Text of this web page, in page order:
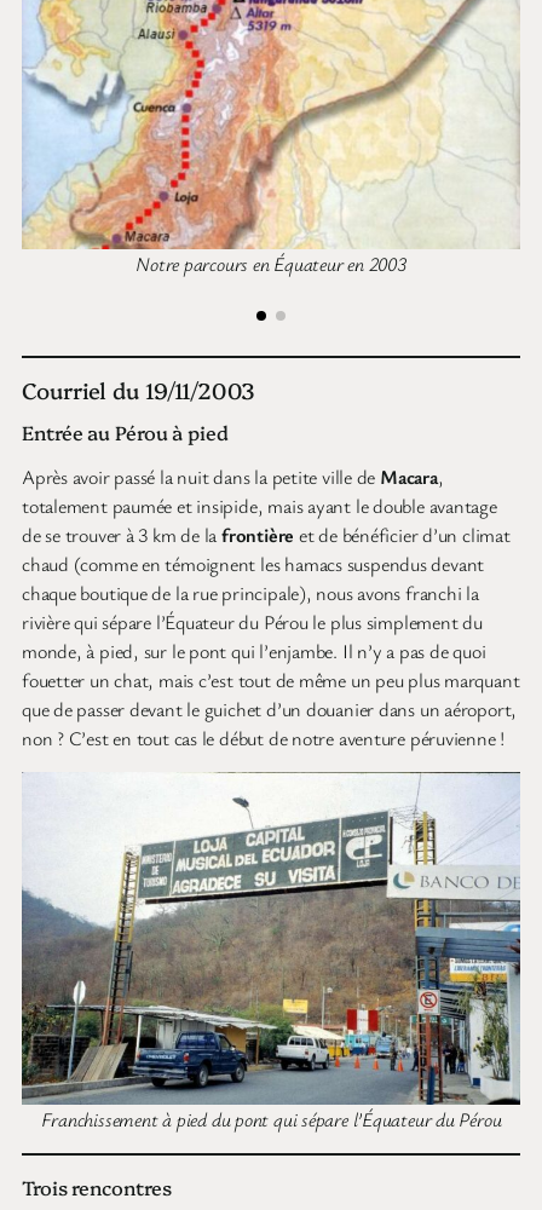
Notre parcours en Équateur en 2003
Courriel du 19/11/2003
Entrée au Pérou à pied
Après avoir passé la nuit dans la petite ville de Macara,
totalement paumée et insipide, mais ayant le double avantage
de se trouver à 3 km de lafrontière et de bénéficier d’un climat
chaud (comme en témoignent les hamacs suspendus devant
chaque boutique de la rue principale), nous avons franchi la
rivière qui sépare l’Équateur du Pérou le plus simplement du
monde, à pied, sur le pont qui l’enjambe. Il n’y a pas de quoi
fouetter un chat, mais c’est tout de même un peu plus marquant
que de passer devant le guichet d’un douanier dans un aéroport,
non ? C’est en tout cas le début de notre aventure péruvienne !
Franchissement à pied du pont qui sépare l’Équateur du Pérou
Trois rencontres